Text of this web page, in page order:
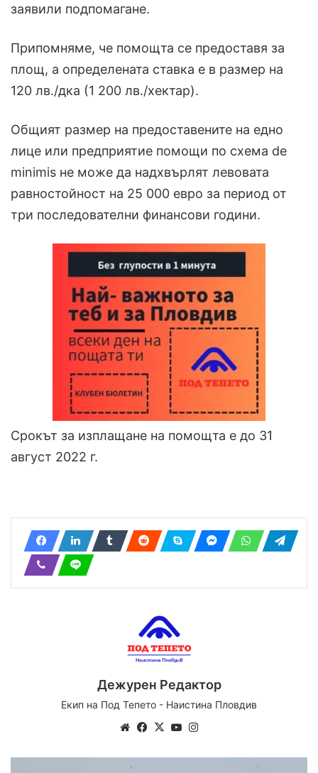
заявили подпомагане.
Припомняме, че помощта се предоставя за
площ, а определената ставка е в размер на
120 лв./дка (1 200 лв./хектар).
Общият размер на предоставените на едно
лице или предприятие помощи по схема de
minimis не може да надхвърлят левовата
равностойност на 25 000 евро за период от
три последователни финансови години.
Срокът за изплащане на помощта е до 31
август 2022 г.
Дежурен Редактор
Екип на Под Тепето - Наистина Пловдив
We
te
Fa
bo
X
Yo
ub ra